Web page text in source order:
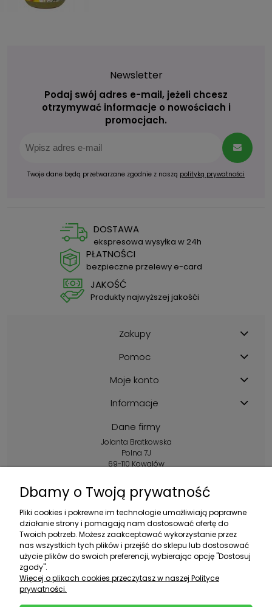
Newsletter
Podaj swój adres e-mail, jeżeli chcesz
otrzymywać informacje o nowościach i
promocjach.
Twoje dane będą przetwarzane zgodnie z naszą polityką prywatności
DOSTAWA
ekspresowa wysyłka w 24h
PŁATNOŚCI
bezpieczne przelewy e-card
JAKOŚĆ
Produkty najwyższej jakośći
Zakupy
Pomoc
Moje konto
Informacje
Dane firmy
Jolanta Bratkowska
Polna 7J
69-110 Kowalów
+48 602 356 983
pon.-pt.: 10:00-16:00
sklep@ebratek.pl
Dbamy o Twoją prywatność
Pliki cookies i pokrewne im technologie umożliwiają poprawne
działanie strony i pomagają nam dostosować ofertę do
Twoich potrzeb. Możesz zaakceptować wykorzystanie przez
nas wszystkich tych plików i przejść do sklepu lub dostosować
użycie plików do swoich preferencji, wybierając opcję "Dostosuj
zgody".
Więcej o plikach cookies przeczytasz w naszej Polityce
prywatności.